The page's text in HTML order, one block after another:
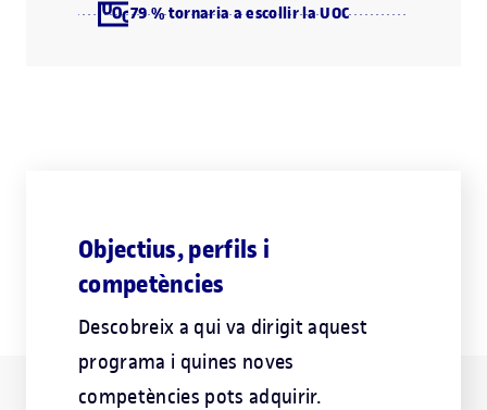
79 % tornaria a escollir la UOC
Objectius, perfils i
competències
Descobreix a qui va dirigit aquest
programa i quines noves
competències pots adquirir.